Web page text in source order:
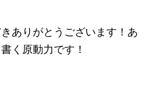
ありがとうございます！あ
く原動力です！